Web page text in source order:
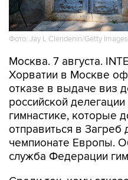
Фото: Jay L Clendenin/Getty Images
Москва. 7 августа.
Хорватии в Москве
отказе в выдаче виз
российской
гимнастике, которые
отправиться в Загреб
чемпионате Европы.
служба Федерации